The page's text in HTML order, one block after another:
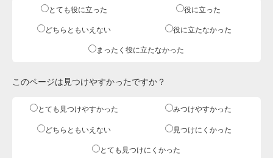
とても役に立った 役に立った
どちらともいえない 役に立たなかった
まったく役に立たなかった
このページは見つけやすかったですか？
とても見つけやすかった みつけやすかった
どちらともいえない 見つけにくかった
とても見つけにくかった